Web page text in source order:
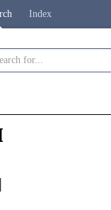
Index